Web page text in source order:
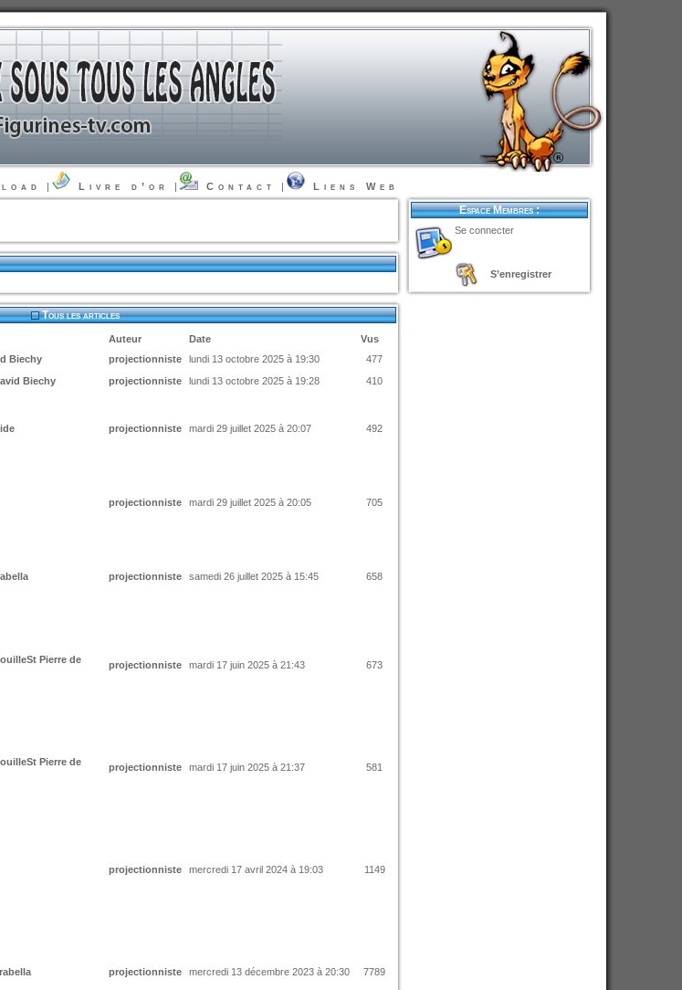
| Livre d’or | Contact | Liens Web
Tous les articles
Auteur Date
Vus
Biechy
projectionniste lundi 13 octobre 2025 à 19:30
477
Biechy
projectionniste lundi 13 octobre 2025 à 19:28 410
projectionniste mardi 29 juillet 2025 à 20:07 492
projectionniste mardi 29 juillet 2025 à 20:05 705
projectionniste samedi 26 juillet 2025 à 15:45 658
Pierre de
projectionniste mardi 17 juin 2025 à 21:43 673
Pierre de
projectionniste mardi 17 juin 2025 à 21:37 581
projectionniste mercredi 17 avril 2024 à 19:03 1149
projectionniste mercredi 13 décembre 2023 à 20:30 7789
Espace Membres :
Se connecter
S’enregistrer